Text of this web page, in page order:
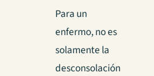
Para un
enfermo, no es
solamente la
desconsolación